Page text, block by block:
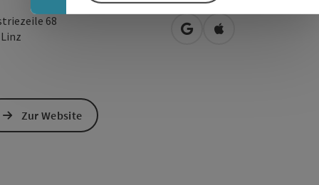
68
Linz in Google Maps öffnen
in Apple Maps
Zur Website